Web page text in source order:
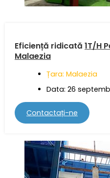
Eficiență ridicată 1T/H
Malaezia
Țara: Malaezia
Data: 26
Contactați-ne